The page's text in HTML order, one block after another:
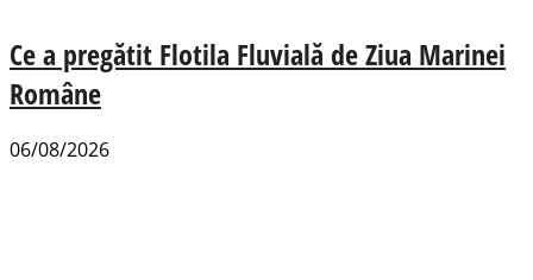
Ce a pregătit Flotila Fluvială de Ziua Marinei
Române
06/08/2026